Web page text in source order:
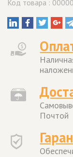
Код товара :
Почтой